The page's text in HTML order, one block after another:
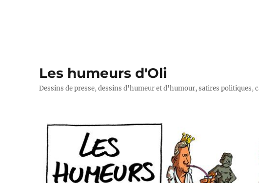
Les humeurs d'Oli
Dessins de presse, dessins d'humeur et d'humour, satires politiques,